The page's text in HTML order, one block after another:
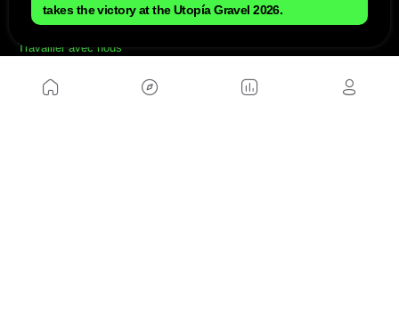
Plan du site
Travailler avec nous
SITES D'AMIS
takes the victory at the Utopía Gravel 2026.